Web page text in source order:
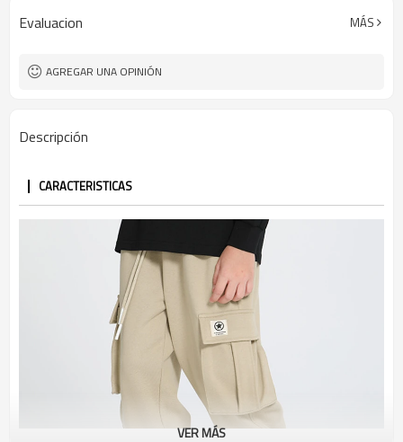
Calle principal / Baile / Fiesta
Evaluacion MÁS
AGREGAR UNA OPINIÓN
Descripción
CARACTERISTICAS
VER MÁS